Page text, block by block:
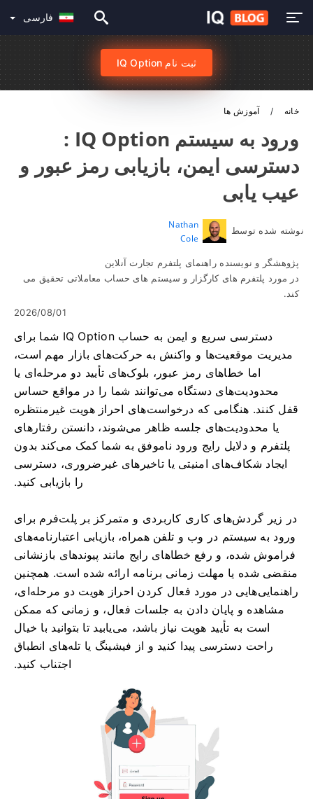
فارسی
ثبت نام IQ Option
خانه آموزش ها
ورود به سیستم IQ Option :
دسترسی ایمن، بازیابی رمز عبور و
عیب یابی
نوشته شده توسط
Nathan
Cole
پژوهشگر و نویسنده راهنمای پلتفرم تجارت آنلاین
در مورد پلتفرم های کارگزار و سیستم های حساب معاملاتی تحقیق می
کند.
2026/08/01
دسترسی سریع و ایمن به حساب IQ Option شما برای
مدیریت موقعیت‌ها و واکنش به حرکت‌های بازار مهم است،
اما خطاهای رمز عبور، بلوک‌های تأیید دو مرحله‌ای یا
محدودیت‌های دستگاه می‌توانند شما را در مواقع حساس
قفل کنند. هنگامی که درخواست‌های احراز هویت غیرمنتظره
یا محدودیت‌های جلسه ظاهر می‌شوند، دانستن رفتارهای
پلتفرم و دلایل رایج ورود ناموفق به شما کمک می‌کند بدون
ایجاد شکاف‌های امنیتی یا تاخیرهای غیرضروری، دسترسی
را بازیابی کنید.
در زیر گردش‌های کاری کاربردی و متمرکز بر پلت‌فرم برای
ورود به سیستم در وب و تلفن همراه، بازیابی اعتبارنامه‌های
فراموش شده، و رفع خطاهای رایج مانند پیوندهای بازنشانی
منقضی شده یا مهلت زمانی برنامه ارائه شده است. همچنین
راهنمایی‌هایی در مورد فعال کردن احراز هویت دو مرحله‌ای،
مشاهده و پایان دادن به جلسات فعال، و زمانی که ممکن
است به تأیید هویت نیاز باشد، می‌یابید تا بتوانید با خیال
راحت دسترسی پیدا کنید و از فیشینگ یا تله‌های انطباق
اجتناب کنید.